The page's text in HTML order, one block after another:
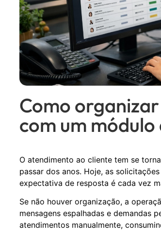
Como
com um módulo
O atendimento ao cliente tem se
passar dos anos. Hoje, as
expectativa de resposta é cada vez
Se não houver organização, a
mensagens espalhadas e demandas
atendimentos manualmente,